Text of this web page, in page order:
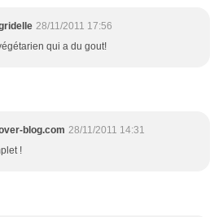
28/11/2011 17:56
qui a du gout!
blog.com 28/11/2011 14:31
!